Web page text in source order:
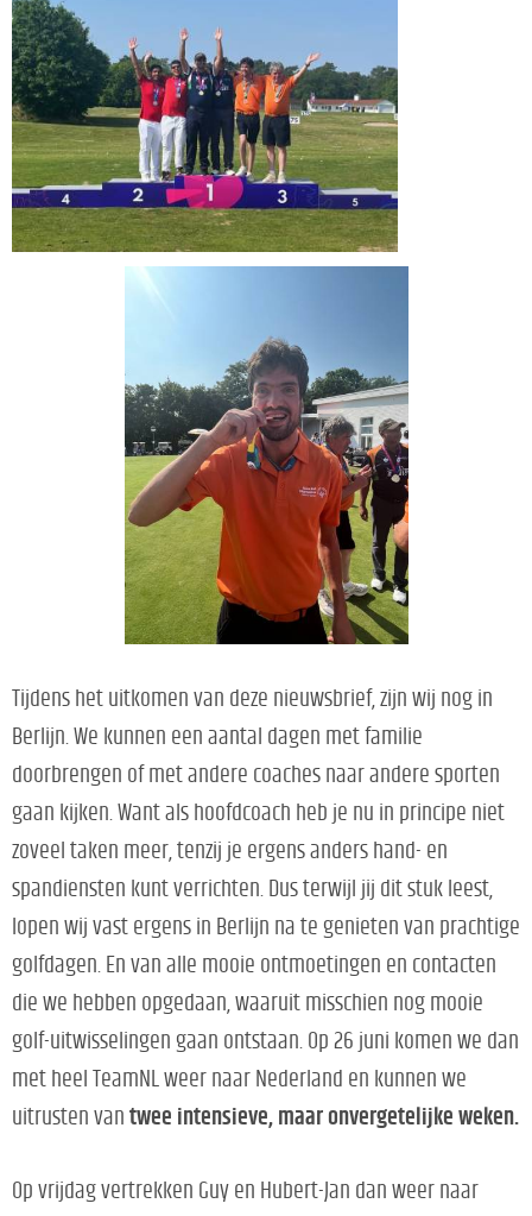
Tijdens het uitkomen van deze nieuwsbrief, zijn wij nog in
Berlijn. We kunnen een aantal dagen met familie
doorbrengen of met andere coaches naar andere sporten
gaan kijken. Want als hoofdcoach heb je nu in principe niet
zoveel taken meer, tenzij je ergens anders hand- en
spandiensten kunt verrichten. Dus terwijl jij dit stuk leest,
lopen wij vast ergens in Berlijn na te genieten van prachtige
golfdagen. En van alle mooie ontmoetingen en contacten
die we hebben opgedaan, waaruit misschien nog mooie
golf-uitwisselingen gaan ontstaan. Op 26 juni komen we dan
met heel TeamNL weer naar Nederland en kunnen we
uitrusten van twee intensieve, maar onvergetelijke weken.
Op vrijdag vertrekken Guy en Hubert-Jan dan weer naar